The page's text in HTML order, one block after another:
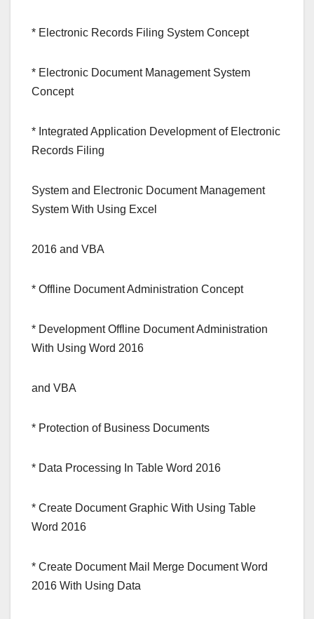
* Electronic Records Filing System Concept
* Electronic Document Management System
Concept
* Integrated Application Development of Electronic
Records Filing
System and Electronic Document Management
System With Using Excel
2016 and VBA
* Offline Document Administration Concept
* Development Offline Document Administration
With Using Word 2016
and VBA
* Protection of Business Documents
* Data Processing In Table Word 2016
* Create Document Graphic With Using Table
Word 2016
* Create Document Mail Merge Document Word
2016 With Using Data